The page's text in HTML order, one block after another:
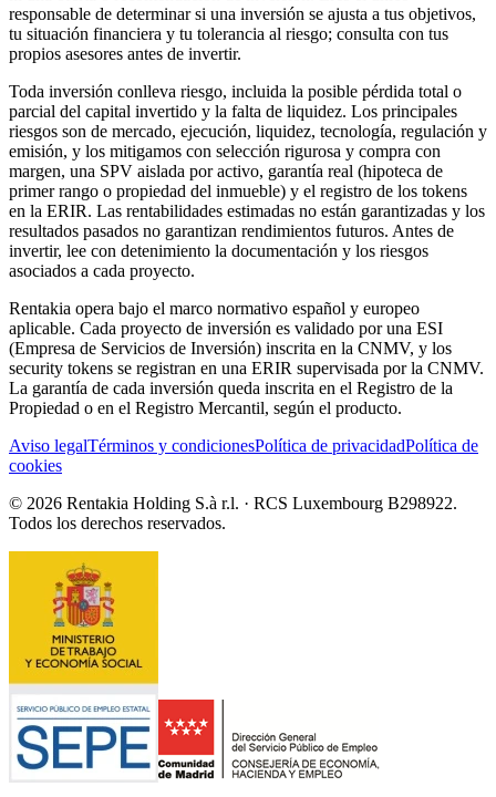
responsable de determinar si una inversión se ajusta a tus objetivos,
tu situación financiera y tu tolerancia al riesgo; consulta con tus
propios asesores antes de invertir.
Toda inversión conlleva riesgo, incluida la posible pérdida total o
parcial del capital invertido y la falta de liquidez. Los principales
riesgos son de mercado, ejecución, liquidez, tecnología, regulación y
emisión, y los mitigamos con selección rigurosa y compra con
margen, una SPV aislada por activo, garantía real (hipoteca de
primer rango o propiedad del inmueble) y el registro de los tokens
en la ERIR. Las rentabilidades estimadas no están garantizadas y los
resultados pasados no garantizan rendimientos futuros. Antes de
invertir, lee con detenimiento la documentación y los riesgos
asociados a cada proyecto.
Rentakia opera bajo el marco normativo español y europeo
aplicable. Cada proyecto de inversión es validado por una ESI
(Empresa de Servicios de Inversión) inscrita en la CNMV, y los
security tokens se registran en una ERIR supervisada por la CNMV.
La garantía de cada inversión queda inscrita en el Registro de la
Propiedad o en el Registro Mercantil, según el producto.
Aviso legalTérminos y condicionesPolítica de privacidadPolítica de
cookies
© 2026 Rentakia Holding S.à r.l. · RCS Luxembourg B298922.
Todos los derechos reservados.